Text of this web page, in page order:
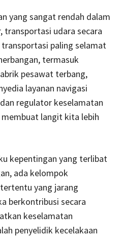
yang sangat rendah dalam
transportasi udara secara
paling selamat
termasuk
pesawat terbang,
layanan navigasi
regulator keselamatan
langit kita lebih
kepentingan yang terlibat
ada kelompok
yang jarang
berkontribusi secara
keselamatan
penyelidik kecelakaan